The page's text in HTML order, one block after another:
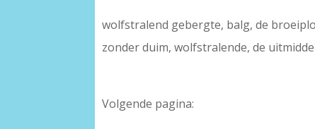
wolfstralend gebergte, balg, de
zonder duim, wolfstralende, de
Volgende pagina: